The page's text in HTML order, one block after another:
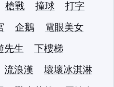
槍戰 撞球
打字
企鵝
電眼美女
先生
下樓梯
流浪漢
壞壞冰淇淋